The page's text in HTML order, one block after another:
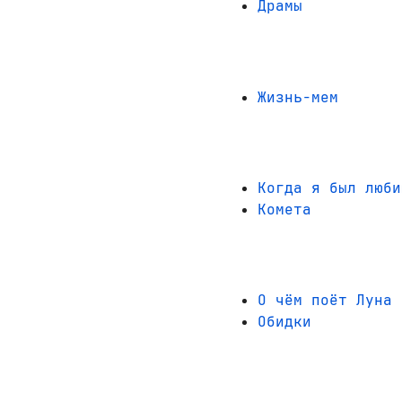
Драмы
Жизнь-мем
Когда я был
Комета
О чём поёт Луна
Обидки